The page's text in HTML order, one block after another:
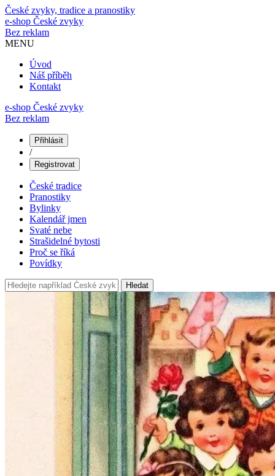
České zvyky, tradice a pranostiky
e-shop České zvyky
Bez reklam
MENU
Úvod
Náš příběh
Kontakt
e-shop České zvyky
Bez reklam
Přihlásit
/
Registrovat
České tradice
Pranostiky
Bylinky
Kalendář jmen
Svaté nebe
Strašidelné bytosti
Proč se říká
Povídky
Hledat